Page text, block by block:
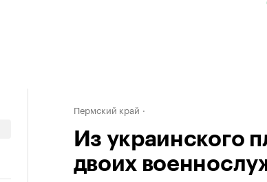
Пермский край
Из украинского
двоих